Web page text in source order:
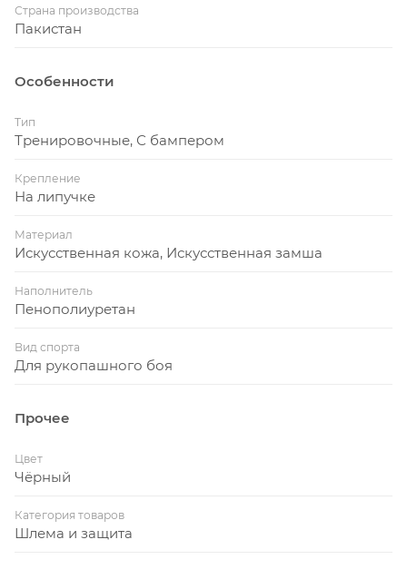
хороший обзор.
Материал верха – эластичная износостойкая
поверхность – замша.
Страна производства
Пакистан
Особенности
Тип
Тренировочные, С бампером
Крепление
На липучке
Материал
Искусственная кожа, Искусственная замша
Наполнитель
Пенополиуретан
Вид спорта
Для рукопашного боя
Прочее
Цвет
Чёрный
Категория товаров
Шлема и защита